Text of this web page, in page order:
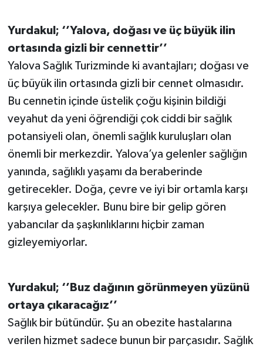
Yurdakul; ‘’Yalova, doğası ve üç büyük ilin
ortasında gizli bir cennettir’’
Yalova Sağlık Turizminde ki avantajları; doğası ve
üç büyük ilin ortasında gizli bir cennet olmasıdır.
Bu cennetin içinde üstelik çoğu kişinin bildiği
veyahut da yeni öğrendiği çok ciddi bir sağlık
potansiyeli olan, önemli sağlık kuruluşları olan
önemli bir merkezdir. Yalova’ya gelenler sağlığın
yanında, sağlıklı yaşamı da beraberinde
getirecekler. Doğa, çevre ve iyi bir ortamla karşı
karşıya gelecekler. Bunu bire bir gelip gören
yabancılar da şaşkınlıklarını hiçbir zaman
gizleyemiyorlar.
Yurdakul; ‘’Buz dağının görünmeyen yüzünü
ortaya çıkaracağız’’
Sağlık bir bütündür. Şu an obezite hastalarına
verilen hizmet sadece bunun bir parçasıdır. Sağlık